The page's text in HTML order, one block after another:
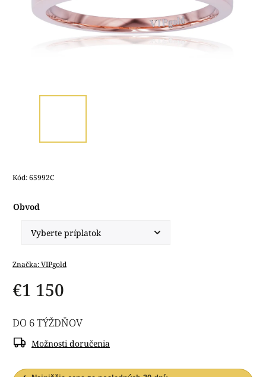
Kód:65992C
Obvod
Značka:VIPgold
€1 150
DO 6 TÝŽDŇOV
Možnosti doručenia